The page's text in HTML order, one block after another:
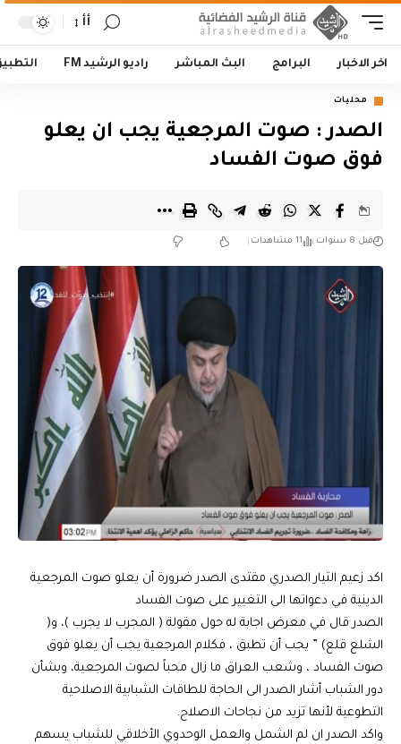
أأ
اخر الاخبار البرامج البث المباشر راديو الرشيد FM
محليات
الصدر : صوت المرجعية يجب ان يعلو
فوق صوت الفساد
قبل 8 سنوات 11 مشاهدات
اكد زعيم التيار الصدري مقتدى الصدر ضرورة أن يعلو صوت المرجعية
الدينية في دعواتها الى التغيير على صوت الفساد
الصدر قال في معرض اجابة له حول مقولة ( المجرب لا يجرب )، و(
الشلع قلع) ” يجب أن تطبق ، فكلام المرجعية يجب أن يعلو فوق
صوت الفساد ، وشعب العراق ما زال محباً لصوت المرجعية، وبشأن
دور الشباب أشار الصدر الى الحاجة للطاقات الشبابية الاصلاحية
التطوعية لأنها تزيد من نجاحات الاصلاح.
واكد الصدر ان لم الشمل والعمل الوحدوي الأخلاقي للشباب يسهم